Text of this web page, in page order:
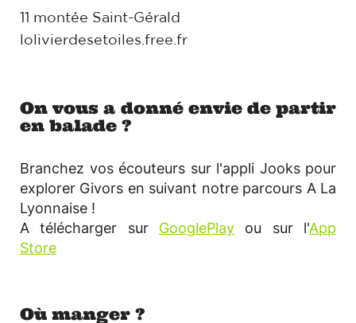
11 montée Saint-Gérald
lolivierdesetoiles.free.fr
On vous a donné envie de partir
en balade ?
Branchez vos écouteurs sur l'appli Jooks pour
explorer Givors en suivant notre parcours A La
Lyonnaise !
A télécharger sur GooglePlay ou sur l'App
Store
Où manger ?